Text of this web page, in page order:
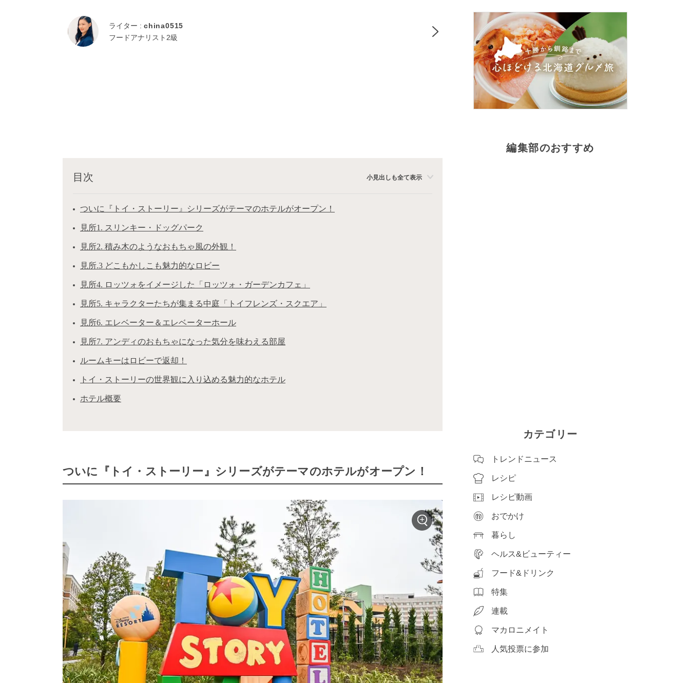
ライター : china0515
フードアナリスト2級
目次 小見出しも全て表示
ついに『トイ・ストーリー』シリーズがテーマのホテルがオープン！
見所1. スリンキー・ドッグパーク
見所2. 積み木のようなおもちゃ風の外観！
見所.3 どこもかしこも魅力的なロビー
見所4. ロッツォをイメージした「ロッツォ・ガーデンカフェ」
見所5. キャラクターたちが集まる中庭「トイフレンズ・スクエア」
見所6. エレベーター＆エレベーターホール
見所7. アンディのおもちゃになった気分を味わえる部屋
ルームキーはロビーで返却！
トイ・ストーリーの世界観に入り込める魅力的なホテル
ホテル概要
ついに『トイ・ストーリー』シリーズがテーマのホテルがオープン！
編集部のおすすめ
カテゴリー
トレンドニュース
レシピ
レシピ動画
おでかけ
暮らし
ヘルス&ビューティー
フード&ドリンク
特集
連載
マカロニメイト
人気投票に参加